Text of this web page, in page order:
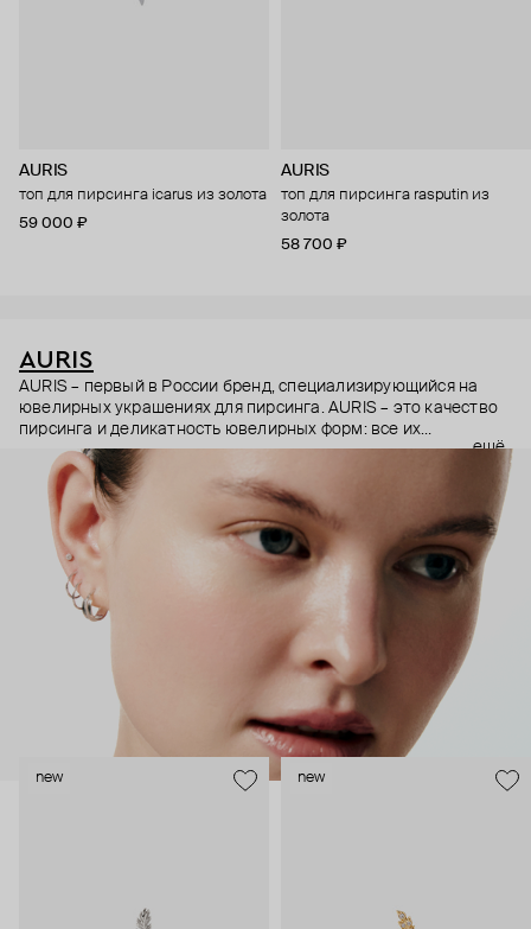
AURIS
топ для пирсинга icarus из золота
59 000 ₽
AURIS
топ для пирсинга rasputin из
золота
58 700 ₽
AURIS
AURIS – первый в России бренд, специализирующийся на
ювелирных украшениях для пирсинга. AURIS – это качество
пирсинга и деликатность ювелирных форм: все их
украшения ручной работы. В процессе создания участвуют
как профессиональные пирсеры (они отвечают за
безопасность и эргономичность пирсинга), так и ювелирные
стилисты (благодаря им дизайн соответствует трендам, а
украшения легко сочетаются между собой).
Украшения AURIS – для тех, кто открыто выражает себя, но
делает это интеллигентно и по-взрослому.
ещё
new new